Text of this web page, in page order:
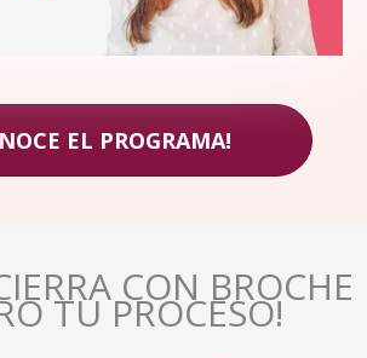
EL PROGRAMA!
CON BROCHE
TU PROCESO!